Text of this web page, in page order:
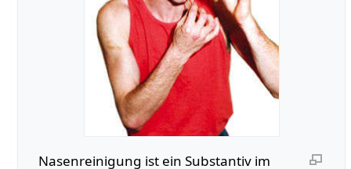
Nasenreinigung‏‎ ist ein Substantiv im